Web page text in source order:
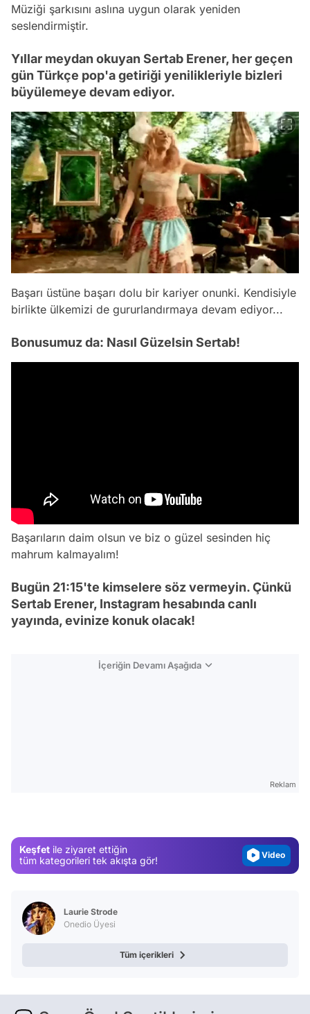
Müziği şarkısını aslına uygun olarak yeniden
seslendirmiştir.
Yıllar meydan okuyan Sertab Erener, her geçen
gün Türkçe pop'a getiriği yenilikleriyle bizleri
büyülemeye devam ediyor.
Başarı üstüne başarı dolu bir kariyer onunki. Kendisiyle
birlikte ülkemizi de gururlandırmaya devam ediyor...
Bonusumuz da: Nasıl Güzelsin Sertab!
Başarıların daim olsun ve biz o güzel sesinden hiç
mahrum kalmayalım!
Bugün 21:15'te kimselere söz vermeyin. Çünkü
Sertab Erener, Instagram hesabında canlı
yayında, evinize konuk olacak!
İçeriğin Devamı Aşağıda
Reklam
Keşfet ile ziyaret ettiğin
tüm kategorileri tek akışta gör!
Gündem
Test
Laurie Strode
Onedio Üyesi
Tüm içerikleri